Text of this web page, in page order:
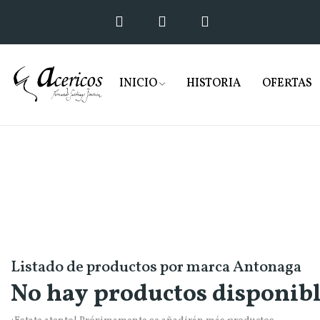
INICIO HISTORIA OFERTAS
Listado de productos por marca Antonaga
No hay productos